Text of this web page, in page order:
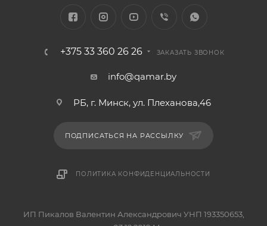
+375 33 360 26 26 ЗАКАЗАТЬ ЗВОНОК
info@qamar.by
РБ, г. Минск, ул. Плеханова,46
ПОДПИСАТЬСЯ НА РАССЫЛКУ
ПОЛИТИКА КОНФИДЕНЦИАЛЬНОСТИ
ИП Пикалов Валентин Александрович УНП 193350653,